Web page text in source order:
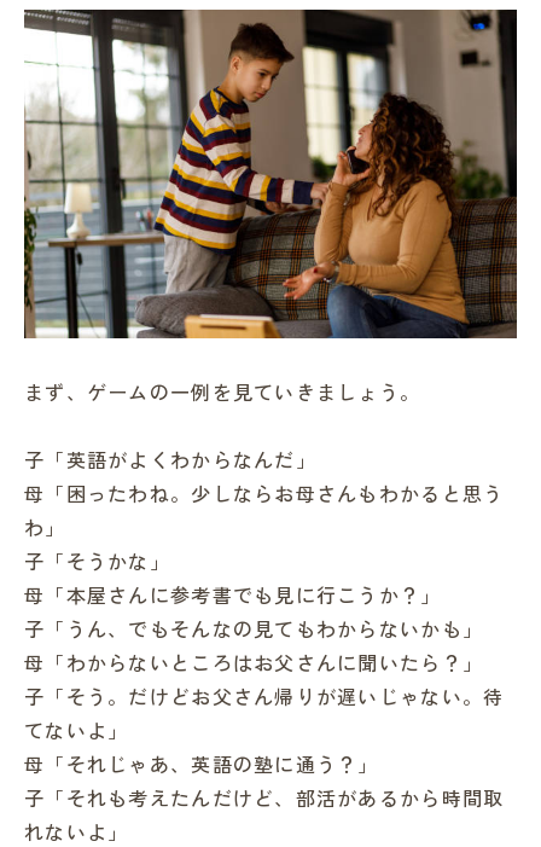
まず、ゲームの一例を見ていきましょう。
子「英語がよくわからなんだ」
母「困ったわね。少しならお母さんもわかると思う
わ」
子「そうかな」
母「本屋さんに参考書でも見に行こうか？」
子「うん、でもそんなの見てもわからないかも」
母「わからないところはお父さんに聞いたら？」
子「そう。だけどお父さん帰りが遅いじゃない。待
てないよ」
母「それじゃあ、英語の塾に通う？」
子「それも考えたんだけど、部活があるから時間取
れないよ」